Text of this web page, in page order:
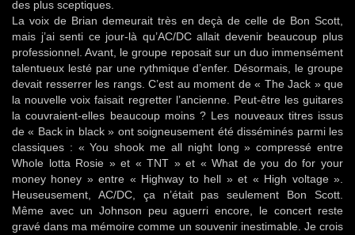
des plus sceptiques.
La voix de Brian demeurait très en deçà de celle de Bon Scott,
mais j’ai senti ce jour-là qu’AC/DC allait devenir beaucoup plus
professionnel. Avant, le groupe reposait sur un duo immensément
talentueux lesté par une rythmique d’enfer. Désormais, le groupe
devait resserrer les rangs. C’est au moment de « The Jack » que
la nouvelle voix faisait regretter l’ancienne. Peut-être les guitares
la couvraient-elles beaucoup moins ? Les nouveaux titres issus
de « Back in black » ont soigneusement été disséminés parmi les
classiques : « You shook me all night long » compressé entre
Whole lotta Rosie » et « TNT » et « What de you do for your
money honey » entre « Highway to hell » et « High voltage ».
Heuseusement, AC/DC, ça n’était pas seulement Bon Scott.
Même avec un Johnson peu aguerri encore, le concert reste
gravé dans ma mémoire comme un souvenir inestimable. Je crois